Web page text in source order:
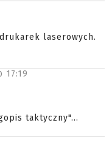
laserowych.
17:19
taktyczny"...